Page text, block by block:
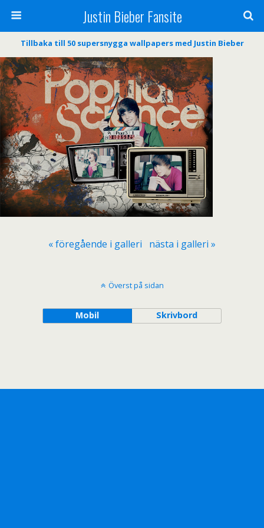
Justin Bieber Fansite
Tillbaka till 50 supersnygga wallpapers med Justin Bieber
« föregående i galleri nästa i galleri »
Överst på sidan
Mobil Skrivbord